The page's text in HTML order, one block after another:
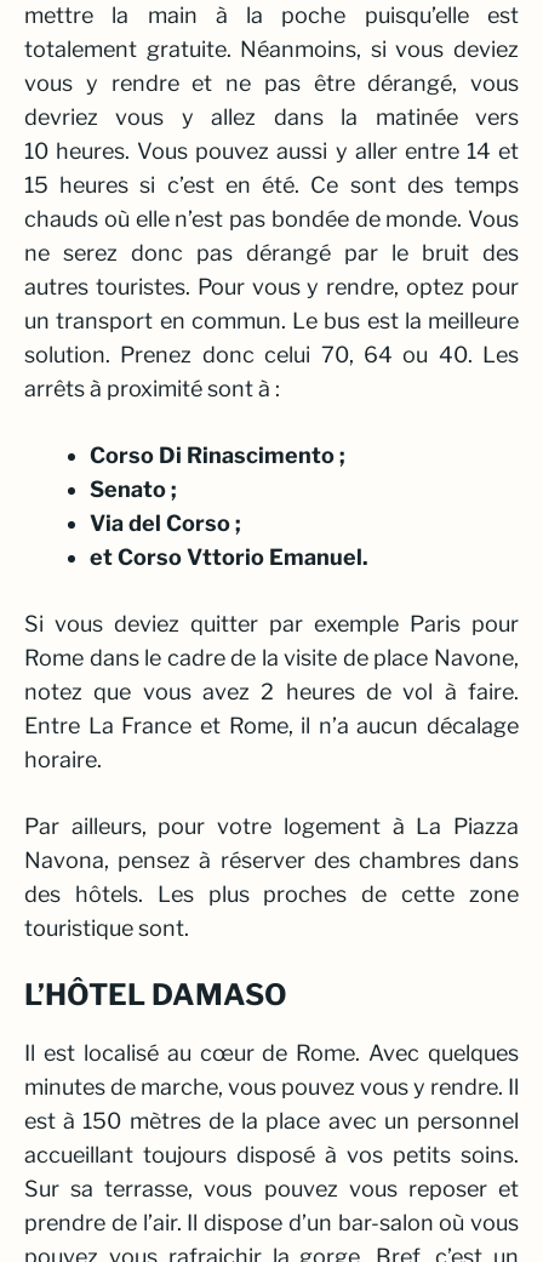
mettre la main à la poche puisqu’elle est
totalement gratuite. Néanmoins, si vous deviez
vous y rendre et ne pas être dérangé, vous
devriez vous y allez dans la matinée vers
10 heures. Vous pouvez aussi y aller entre 14 et
15 heures si c’est en été. Ce sont des temps
chauds où elle n’est pas bondée de monde. Vous
ne serez donc pas dérangé par le bruit des
autres touristes. Pour vous y rendre, optez pour
un transport en commun. Le bus est la meilleure
solution. Prenez donc celui 70, 64 ou 40. Les
arrêts à proximité sont à :
Corso Di Rinascimento ;
Senato ;
Via del Corso ;
et Corso Vttorio Emanuel.
Si vous deviez quitter par exemple Paris pour
Rome dans le cadre de la visite de place Navone,
notez que vous avez 2 heures de vol à faire.
Entre La France et Rome, il n’a aucun décalage
horaire.
Par ailleurs, pour votre logement à La Piazza
Navona, pensez à réserver des chambres dans
des hôtels. Les plus proches de cette zone
touristique sont.
L’HÔTEL DAMASO
Il est localisé au cœur de Rome. Avec quelques
minutes de marche, vous pouvez vous y rendre. Il
est à 150 mètres de la place avec un personnel
accueillant toujours disposé à vos petits soins.
Sur sa terrasse, vous pouvez vous reposer et
prendre de l’air. Il dispose d’un bar-salon où vous
pouvez vous rafraichir la gorge. Bref, c’est un